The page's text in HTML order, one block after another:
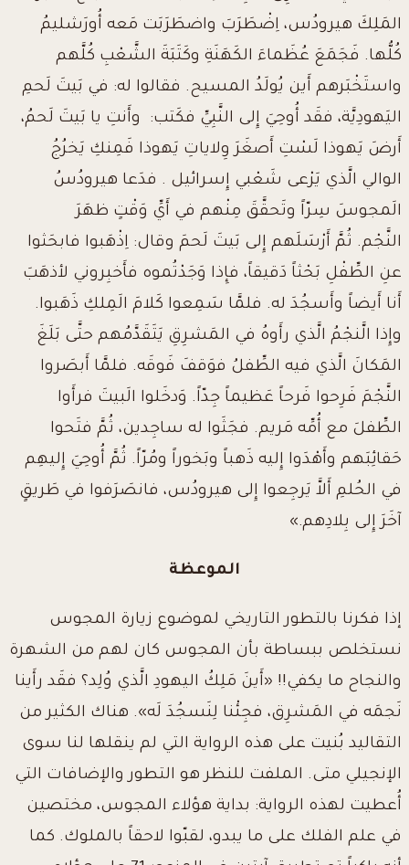
المَلِكَ هيرودُس، اِضْطَرَبَ واضطَرَبَت مَعه أُورَشليمُ
كُلُّها. فَجَمَعَ عُظَماءَ الكَهَنَةِ وكَتَبَةَ الشَّعْبِ كُلَّهم
واستَخْبَرهم أَين يُولَدُ المسيح. فقالوا له: في بَيتَ لَحمِ
اليَهودِيَّة، فقَد أُوحِيَ إِلى النَّبِيِّ فكَتب: وأَنتِ يا بَيتَ لَحمُ،
أَرضَ يَهوذا لَسْتِ أَصغَرَ وِلاياتِ يَهوذا فَمِنكِ يَخرُجُ
الوالي الَّذي يَرْعى شَعْبي إِسرائيل . فدَعا هيرودُسُ
الَمجوسَ سِرّاً وتَحقَّقَ مِنْهم في أَيِّ وَقْتٍ ظهَرَ
النَّجْم. ثُمَّ أَرْسَلَهم إِلى بَيتَ لَحمَ وقال: اِذْهَبوا فابحَثوا
عنِ الطِّفْلِ بَحْثاً دَقيقاً، فإِذا وَجَدْتُموه فأَخبِروني لأذهَبَ
أَنا أَيضاً وأَسجُدَ له. فلمَّا سَمِعوا كَلامَ الَمِلكِ ذَهَبوا.
وإِذا الَّنجْمُ الَّذي رأَوهُ في المَشرِقِ يَتَقَدَّمُهم حتَّى بَلَغَ
المَكانَ الَّذي فيه الطِّفلُ فوَقفَ فَوقَه. فلمَّا أَبصَروا
النَّجْمَ فَرِحوا فَرحاً عَظيماً جِدّاً. وَدخَلوا الَبيتَ فرأَوا
الطِّفلَ مع أُمِّه مَريم. فجَثَوا له ساجِدين، ثُمَّ فتَحوا
حَقائِبَهم وأَهْدَوا إِليه ذَهباً وبَخوراً ومُرّاً. ثُمَّ أُوحِيَ إِليهِم
في الحُلمِ أَلاَّ يَرجِعوا إِلى هيرودُس، فانصَرَفوا في طَريقٍ
آخَرَ إِلى بِلادِهم.»
الموعظة
إذا فكرنا بالتطور التاريخي لموضوع زيارة المجوس
نستخلص ببساطة بأن المجوس كان لهم من الشهرة
والنجاح ما يكفي!! «أَينَ مَلِكُ اليهودِ الَّذي وُلِد؟ فقَد رأَينا
نَجمَه في المَشرِق، فجِئْنا لِنَسجُدَ لَه». هناك الكثير من
التقاليد بُنيت على هذه الرواية التي لم ينقلها لنا سوى
الإنجيلي متى. الملفت للنظر هو التطور والإضافات التي
أُعطيت لهذه الرواية: بداية هؤلاء المجوس، مختصين
في علم الفلك على ما يبدو، لقبّوا لاحقاً بالملوك. كما